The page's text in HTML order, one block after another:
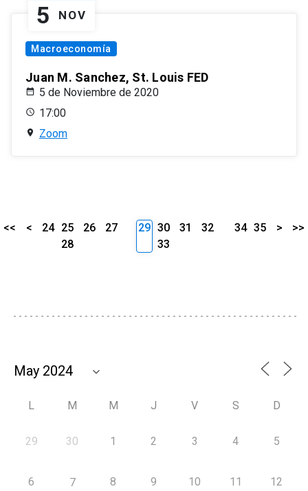
5 NOV
Macroeconomía
Juan M. Sanchez, St. Louis FED
5 de Noviembre de 2020
17:00
Zoom
<< < 24 25 26
27
28
29 30 31
32
33
34 35 > >>
L M M J V S D
29 30 1 2 3 4 5
6 7 8 9 10 11 12